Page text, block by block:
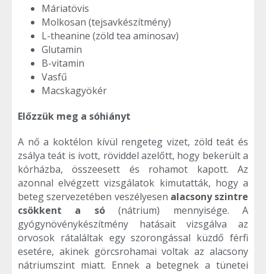
Máriatövis
Molkosan (tejsavkészítmény)
L-theanine (zöld tea aminosav)
Glutamin
B-vitamin
Vasfű
Macskagyökér
Előzzük meg a sóhiányt
A nő a koktélon kívül rengeteg vizet, zöld teát és
zsálya teát is ivott, röviddel azelőtt, hogy bekerült a
kórházba, összeesett és rohamot kapott. Az
azonnal elvégzett vizsgálatok kimutatták, hogy a
beteg szervezetében veszélyesen alacsony szintre
csökkent a só(nátrium) mennyisége. A
gyógynövénykészítmény hatásait vizsgálva az
orvosok rátaláltak egy szorongással küzdő férfi
esetére, akinek görcsrohamai voltak az alacsony
nátriumszint miatt. Ennek a betegnek a tünetei